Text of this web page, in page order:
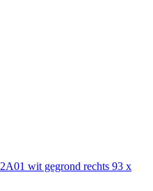
wit gegrond rechts 93 x